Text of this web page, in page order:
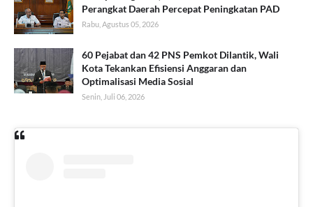
Perangkat Daerah Percepat Peningkatan PAD
Rabu, Agustus 05, 2026
60 Pejabat dan 42 PNS Pemkot Dilantik, Wali
Kota Tekankan Efisiensi Anggaran dan
Optimalisasi Media Sosial
Senin, Juli 06, 2026